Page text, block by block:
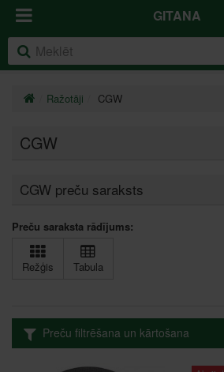
GITANA
Ražotāji CGW
CGW
CGW preču saraksts
Preču saraksta rādījums:
Režģis Tabula
Preču filtrēšana un kārtošana